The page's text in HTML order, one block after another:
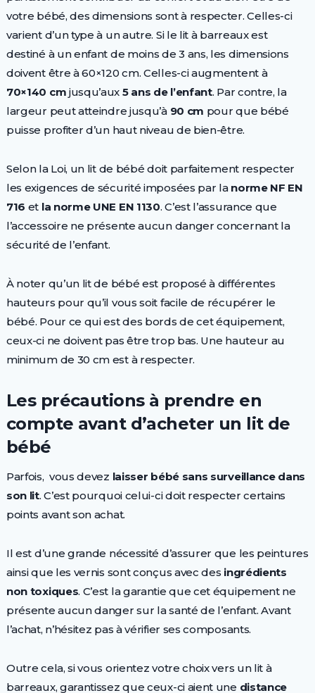
votre bébé, des dimensions sont à respecter. Celles-ci
varient d’un type à un autre. Si le lit à barreaux est
destiné à un enfant de moins de 3 ans, les dimensions
doivent être à 60×120 cm. Celles-ci augmentent à
70×140 cm jusqu’aux 5 ans de l’enfant. Par contre, la
largeur peut atteindre jusqu’à 90 cm pour que bébé
puisse profiter d’un haut niveau de bien-être.
Selon la Loi, un lit de bébé doit parfaitement respecter
les exigences de sécurité imposées par la norme NF EN
716 et la norme UNE EN 1130. C’est l’assurance que
l’accessoire ne présente aucun danger concernant la
sécurité de l’enfant.
À noter qu’un lit de bébé est proposé à différentes
hauteurs pour qu’il vous soit facile de récupérer le
bébé. Pour ce qui est des bords de cet équipement,
ceux-ci ne doivent pas être trop bas. Une hauteur au
minimum de 30 cm est à respecter.
Les précautions à prendre en
compte avant d’acheter un lit de
bébé
Parfois, vous devez laisser bébé sans surveillance dans
son lit. C’est pourquoi celui-ci doit respecter certains
points avant son achat.
Il est d’une grande nécessité d’assurer que les peintures
ainsi que les vernis sont conçus avec des ingrédients
non toxiques. C’est la garantie que cet équipement ne
présente aucun danger sur la santé de l’enfant. Avant
l’achat, n’hésitez pas à vérifier ses composants.
Outre cela, si vous orientez votre choix vers un lit à
barreaux, garantissez que ceux-ci aient une distance